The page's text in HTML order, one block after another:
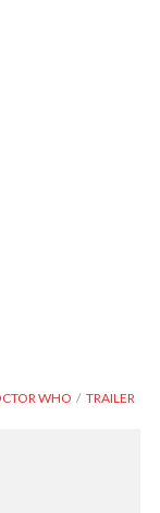
WHO TRAILER